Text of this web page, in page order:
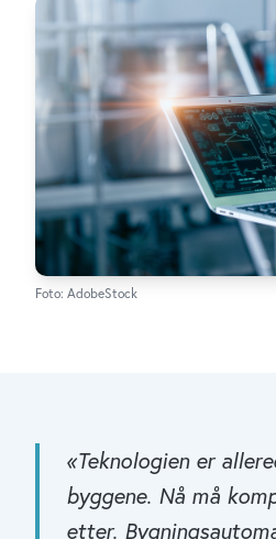
Foto: AdobeStock
«Teknologien er
byggene. Nå må
etter.